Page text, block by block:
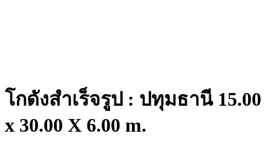
โกดังสำเร็จรูป : ปทุมธานี 15.00
x 30.00 X 6.00 m.